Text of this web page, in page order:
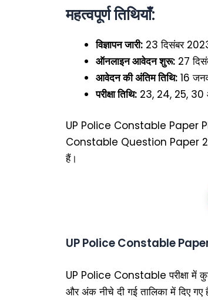
महत्वपूर्ण तिथियाँ:
विज्ञापन जारी: 23 दिसंबर
ऑनलाइन आवेदन शुरू: 27
आवेदन की अंतिम तिथि: 16
परीक्षा तिथि: 23, 24, 25,
UP Police Constable Paper
Constable Question Paper
हैं।
UP Police Constable
UP Police Constable परीक्षा में कुल
और अंक नीचे दी गई तालिका में दिए गए